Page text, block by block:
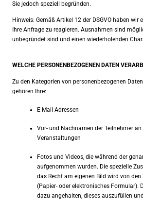
Sie jedoch speziell begründen.
Hinweis: Gemäß Artikel 12 der DSGVO haben wir
Ihre Anfrage zu reagieren. Ausnahmen sind
unbegründet sind und einen wiederholenden
WELCHE PERSONENBEZOGENEN DATEN
Zu den Kategorien von personenbezogenen
gehören Ihre:
E-Mail-Adressen
Vor- und Nachnamen der Teilnehmer an
Veranstaltungen
Fotos und Videos, die während der
aufgenommen wurden. Die spezielle
das Recht am eigenen Bild wird von
(Papier- oder elektronisches Formular).
dazu angehalten, dieses auszufüllen